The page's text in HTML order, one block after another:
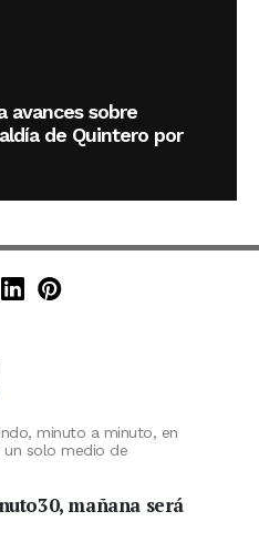
avances sobre
de Quintero por
Instagram
en X (Twitter)
en TikTok
de Minuto30 en
Minuto30 en LinkedIn
Minuto30 en
minuto a minuto, en
un solo medio de
mañana será